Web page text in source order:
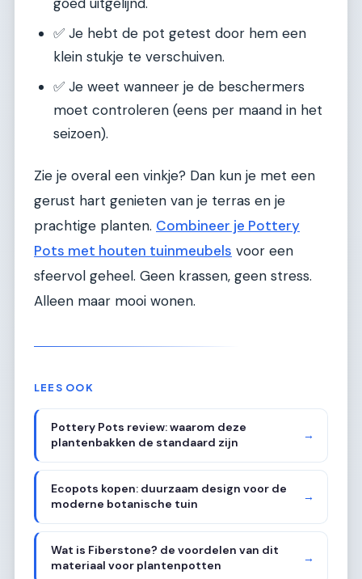
✅ Je hebt de pot getest door hem een
klein stukje te verschuiven.
✅ Je weet wanneer je de beschermers
moet controleren (eens per maand in het
seizoen).
Zie je overal een vinkje? Dan kun je met een
gerust hart genieten van je terras en je
prachtige planten. Combineer je Pottery
Pots met houten tuinmeubels voor een
sfeervol geheel. Geen krassen, geen stress.
Alleen maar mooi wonen.
LEES OOK
Pottery Pots review: waarom deze
plantenbakken de standaard zijn
→
Ecopots kopen: duurzaam design voor de
moderne botanische tuin
→
Wat is Fiberstone? de voordelen van dit
materiaal voor plantenpotten
→